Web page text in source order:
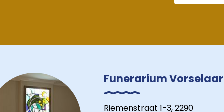
Funerarium Vorselaar
Riemenstraat 1-3, 2290